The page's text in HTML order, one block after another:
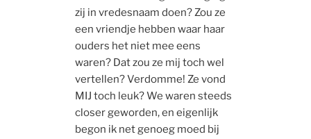
zij in vredesnaam doen? Zou ze
een vriendje hebben waar haar
ouders het niet mee eens
waren? Dat zou ze mij toch wel
vertellen? Verdomme! Ze vond
MIJ toch leuk? We waren steeds
closer geworden, en eigenlijk
begon ik net genoeg moed bij